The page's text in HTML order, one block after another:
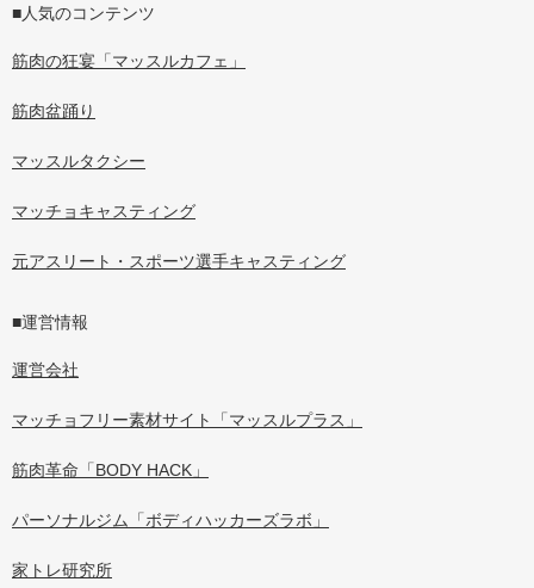
■人気のコンテンツ
筋肉の狂宴「マッスルカフェ」
筋肉盆踊り
マッスルタクシー
マッチョキャスティング
元アスリート・スポーツ選手キャスティング
■運営情報
運営会社
マッチョフリー素材サイト「マッスルプラス」
筋肉革命「BODY HACK」
パーソナルジム「ボディハッカーズラボ」
家トレ研究所